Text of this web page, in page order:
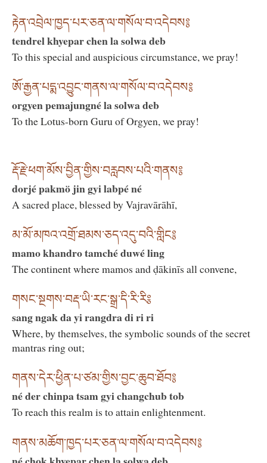
རྟེན་འབྲེལ་ཁྱད་པར་ཅན་ལ་གསོལ་བ་འདེབས༔
tendrel khyepar chen la solwa deb
To this special and auspicious circumstance, we pray!
ཨོ་རྒྱན་པདྨ་འབྱུང་གནས་ལ་གསོལ་བ་འདེབས༔
orgyen pemajungné la solwa deb
To the Lotus-born Guru of Orgyen, we pray!
རྡོ་རྗེ་ཕག་མོས་བྱིན་གྱིས་བརླབས་པའི་གནས༔
dorjé pakmö jin gyi labpé né
A sacred place, blessed by Vajravārāhī,
མ་མོ་མཁའ་འགྲོ་ཐམས་ཅད་འདུ་བའི་གླིང༔
mamo khandro tamché duwé ling
The continent where mamos and ḍākinīs all convene,
གསང་སྔགས་བརྡ་ཡི་རང་སྒྲ་དི་རི་རི༔
sang ngak da yi rangdra di ri ri
Where, by themselves, the symbolic sounds of the secret
mantras ring out;
གནས་དེར་ཕྱིན་པ་ཙམ་གྱིས་བྱང་ཆུབ་ཐོབ༔
né der chinpa tsam gyi changchub tob
To reach this realm is to attain enlightenment.
གནས་མཆོག་ཁྱད་པར་ཅན་ལ་གསོལ་བ་འདེབས༔